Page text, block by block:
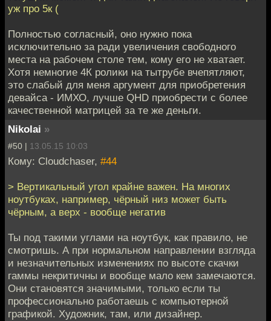
уж про 5к (
Полностью согласный, оно нужно пока
исключительно за ради увеличения свободного
места на рабочем столе тем, кому его не хватает.
Хотя немногие 4К ролики на тытрубе вчепятляют,
это слабый для меня аргумент для приобретения
девайса - ИМХО, лучше QHD приобрести с более
качественной матрицей за те же деньги.
Nikolai »
#50 | 13.05.15 10:03
Кому: Cloudchaser, #44
> Вертикальный угол крайне важен. На многих
ноутбуках, например, чёрный низ может быть
чёрным, а верх - вообще негатив
Ты под такими углами на ноутбук, как правило, не
смотришь. А при нормальном направлении взгляда
и незначительных изменениях по высоте скачки
гаммы некритичны и вообще мало кем замечаются.
Они становятся значимыми, только если ты
профессионально работаешь с компьютерной
графикой. Художник, там, или дизайнер.